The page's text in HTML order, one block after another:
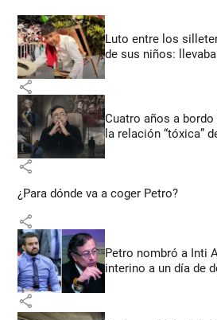
Luto entre los
de sus niños:
share
Cuatro años a
la relación “tóxica”
share
¿Para dónde va a coger Petro?
share
Petro nombró a Inti
interino a un día de
share